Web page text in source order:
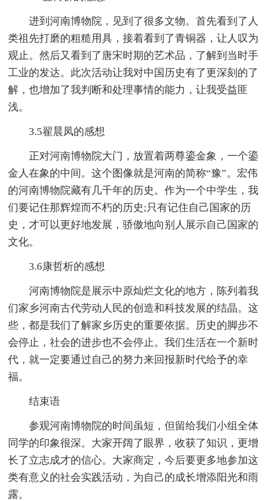
进到河南博物院，见到了很多文物。首先看到了人
类祖先打磨的粗糙用具，接着看到了青铜器，让人叹为
观止。然后又看到了唐宋时期的艺术品，了解到当时手
工业的发达。此次活动让我对中国历史有了更深刻的了
解，也增加了我判断和处理事情的能力，让我受益匪
浅。
3.5翟晨凤的感想
正对河南博物院大门，放置着两尊鎏金象，一个鎏
金人在象的中间。这个图像就是河南的简称“豫”。宏伟
的河南博物院藏有几千年的历史。作为一个中学生，我
们要记住那辉煌而不朽的历史;只有记住自己国家的历
史，才可以更好地发展，骄傲地向别人展示自己国家的
文化。
3.6康哲析的感想
河南博物院是展示中原灿烂文化的地方，陈列着我
们家乡河南古代劳动人民的创造和科技发展的结晶。这
些，都是我们了解家乡历史的重要依据。历史的脚步不
会停止，社会的进步也不会停止。我们生活在一个新时
代，就一定要通过自己的努力来回报新时代给予的幸
福。
结束语
参观河南博物院的时间虽短，但留给我们小组全体
同学的印象很深。大家开阔了眼界，收获了知识，更增
长了立志成才的信心。大家商定，今后要更多地参加这
类有意义的社会实践活动，为自己的成长增添阳光和雨
露。